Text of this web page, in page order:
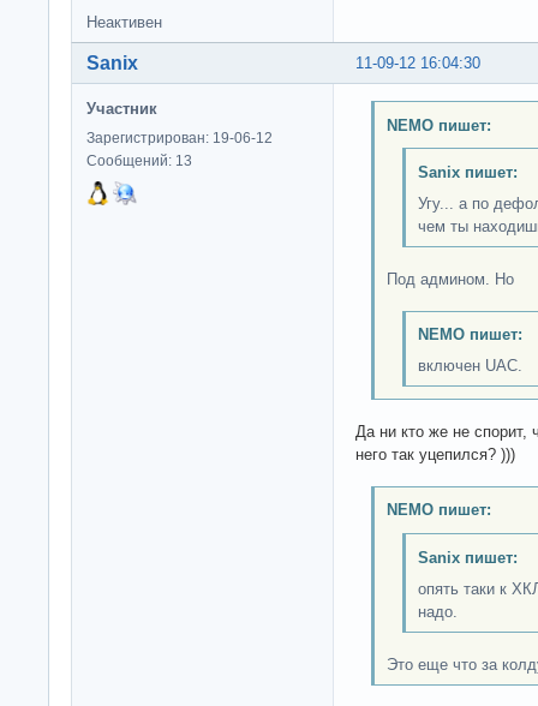
Неактивен
11-09-12 16:04:30
Sanix
Участник
Зарегистрирован: 19-06-12
Сообщений: 13
NEMO пишет:
Sanix пишет:
Угу... а по
чем ты
Под админом. Но
NEMO пишет:
включен UAC.
Да ни кто же не спорит,
него так уцепился? )))
NEMO пишет:
Sanix пишет:
опять таки к
надо.
Это еще что за